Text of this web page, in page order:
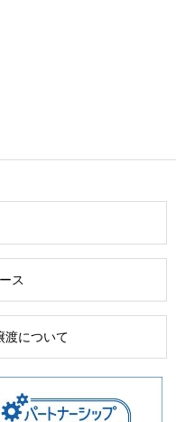
ス
渡について